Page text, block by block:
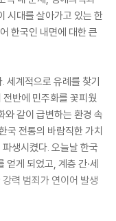
시대를 살아가고 있는 한
한국인 내면에 대한 큰
세계적으로 유례를 찾기
반에 민주화를 꽃피웠
와 같이 급변하는 환경 속
국 전통의 바람직한 가치
생시켰다. 오늘날 한국
얻게 되었고, 계층 간·세
력 범죄가 연이어 발생